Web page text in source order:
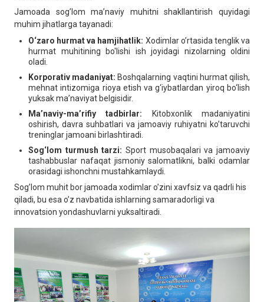
Jamoada sog’lom ma’naviy muhitni shakllantirish quyidagi
muhim jihatlarga tayanadi:
O‘zaro hurmat va hamjihatlik: Xodimlar o’rtasida tenglik va
hurmat muhitining bo'lishi ish joyidagi nizolarning oldini
oladi.
Korporativ madaniyat: Boshqalarning vaqtini hurmat qilish,
mehnat intizomiga rioya etish va g‘iybatlardan yiroq bo‘lish
yuksak ma’naviyat belgisidir.
Ma’naviy-ma’rifiy tadbirlar: Kitobxonlik madaniyatini
oshirish, davra suhbatlari va jamoaviy ruhiyatni ko’taruvchi
treninglar jamoani birlashtiradi.
Sog‘lom turmush tarzi: Sport musobaqalari va jamoaviy
tashabbuslar nafaqat jismoniy salomatlikni, balki odamlar
orasidagi ishonchni mustahkamlaydi.
Sog’lom muhit bor jamoada xodimlar o’zini xavfsiz va qadrli his
qiladi, bu esa o’z navbatida ishlarning samaradorligi va
innovatsion yondashuvlarni yuksaltiradi.